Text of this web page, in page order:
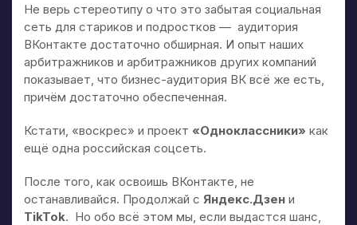
Не верь стереотипу о что это забытая социальная
сеть для стариков и подростков — аудитория
ВКонтакте достаточно обширная. И опыт наших
арбитражников и арбитражников других компаний
показывает, что бизнес-аудитория ВК всё же есть,
причём достаточно обеспеченная.
Кстати, «воскрес» и проект «Одноклассники» как
ещё одна российская соцсеть.
После того, как освоишь ВКонтакте, не
останавливайся. Продолжай с Яндекс.Дзен и
TikTok. Но обо всё этом мы, если выдастся шанс,